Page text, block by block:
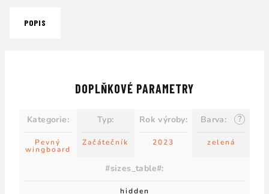
POPIS
DOPLŇKOVÉ PARAMETRY
Kategorie:
Pevný
wingboard
Typ:
Začátečník
Rok výroby:
2023
?
Barva:
zelená
#sizes_table#:
hidden